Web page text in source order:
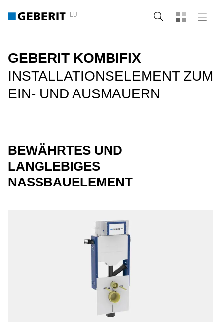
LU Suche
GEBERIT KOMBIFIX
INSTALLATIONSELEMENT ZUM
EIN- UND AUSMAUERN
BEWÄHRTES UND
LANGLEBIGES
NASSBAUELEMENT